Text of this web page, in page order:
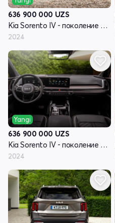
636 900 000 UZS
Kia Sorento IV - поколение рестайлинг
2024
Yangi
636 900 000 UZS
Kia Sorento IV - поколение рестайлинг
2024